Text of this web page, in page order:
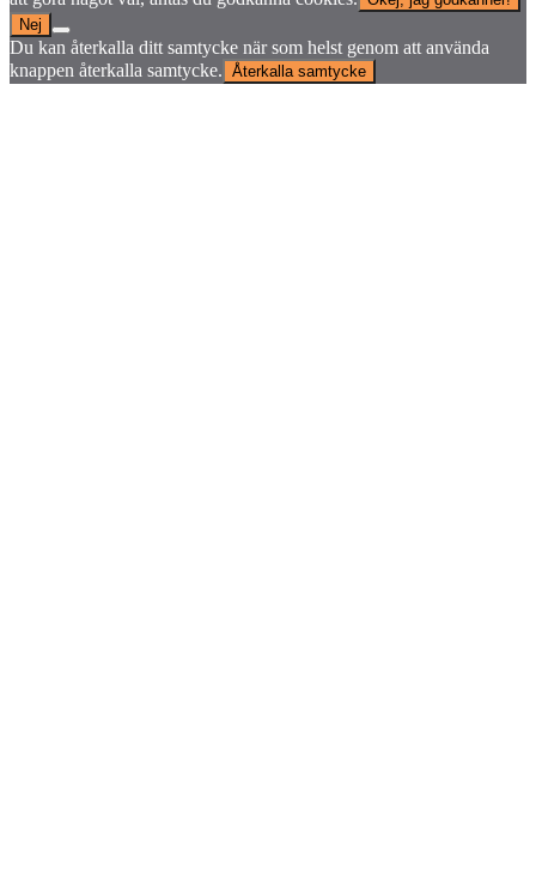
Nej
Du kan återkalla ditt samtycke när som helst genom att använda
knappen återkalla samtycke. Återkalla samtycke